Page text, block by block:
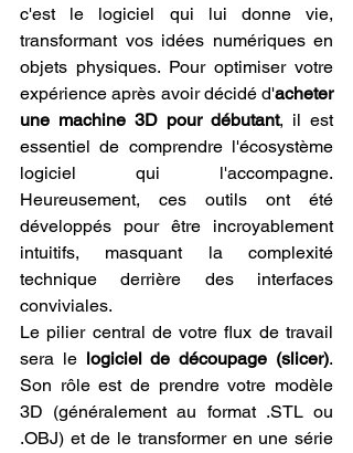
c'est le logiciel qui lui donne vie,
transformant vos idées numériques en
objets physiques. Pour optimiser votre
expérience après avoir décidé d'acheter
une machine 3D pour débutant, il est
essentiel de comprendre l'écosystème
logiciel qui l'accompagne.
Heureusement, ces outils ont été
développés pour être incroyablement
intuitifs, masquant la complexité
technique derrière des interfaces
conviviales.
Le pilier central de votre flux de travail
sera le logiciel de découpage (slicer).
Son rôle est de prendre votre modèle
3D (généralement au format .STL ou
.OBJ) et de le transformer en une série